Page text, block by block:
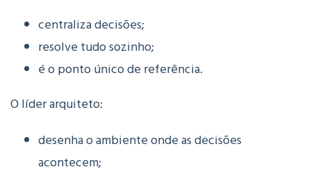
centraliza decisões;
resolve tudo sozinho;
é o ponto único de referência.
O líder arquiteto:
desenha o ambiente onde as decisões
acontecem;